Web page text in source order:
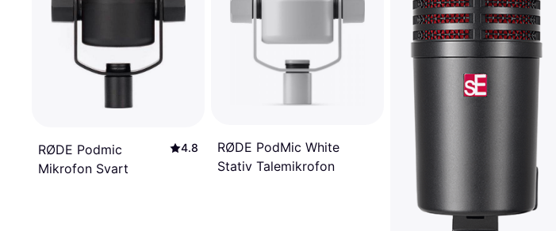
RØDE Podmic
Mikrofon Svart
4.8
RØDE PodMic White
Stativ Talemikrofon